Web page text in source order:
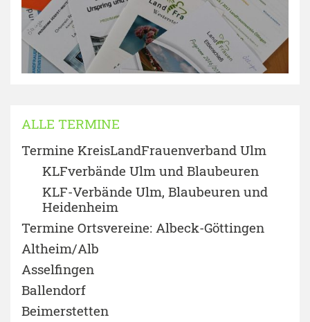
ALLE TERMINE
Termine KreisLandFrauenverband Ulm
KLFverbände Ulm und Blaubeuren
KLF-Verbände Ulm, Blaubeuren und
Heidenheim
Termine Ortsvereine: Albeck-Göttingen
Altheim/Alb
Asselfingen
Ballendorf
Beimerstetten